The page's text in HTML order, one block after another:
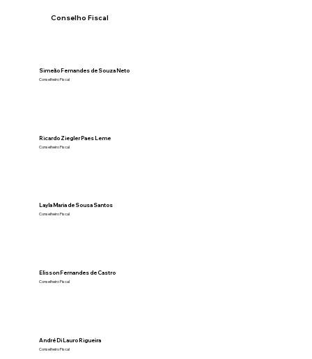
Conselho Fiscal
Simeão Fernandes de Souza Neto
Conselheiro Fiscal
Ricardo Ziegler Paes Leme
Conselheiro Fiscal
Layla Maria de Sousa Santos
Conselheiro Fiscal
Elisson Fernandes de Castro
Conselheiro Fiscal
André Di Lauro Rigueira
Conselheiro Fiscal